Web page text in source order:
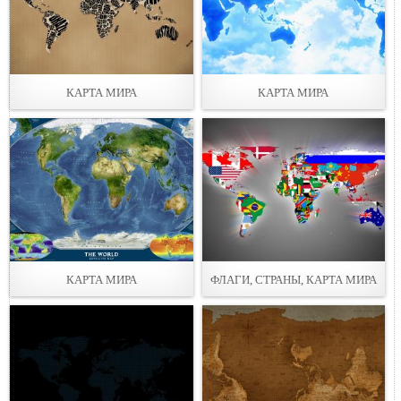
КАРТА МИРА КАРТА МИРА
КАРТА МИРА ФЛАГИ, СТРАНЫ, КАРТА МИРА